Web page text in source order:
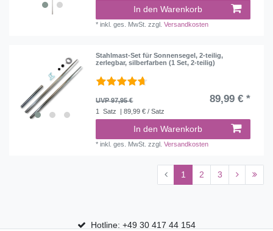
In den Warenkorb
*inkl. ges. MwSt. zzgl.Versandkosten
Stahlmast-Set für Sonnensegel, 2-teilig,
zerlegbar, silberfarben (1 Set, 2-teilig)
UVP 97,95 € 89,99 € *
1 Satz | 89,99 € / Satz
In den Warenkorb
*inkl. ges. MwSt. zzgl.Versandkosten
1 2 3
Hotline: +49 30 417 44 154